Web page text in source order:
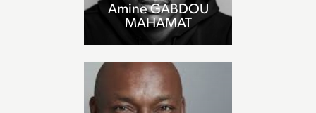
Amine GABDOU
MAHAMAT